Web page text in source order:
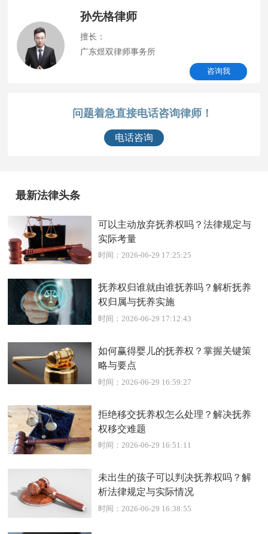
孙先格律师
擅长：
广东煜双律师事务所
咨询我
问题着急直接电话咨询律师！
电话咨询
最新法律头条
可以主动放弃抚养权吗？法律规定与
实际考量
时间：2026-06-29 17:25:25
抚养权归谁就由谁抚养吗？解析抚养
权归属与抚养实施
时间：2026-06-29 17:12:43
如何赢得婴儿的抚养权？掌握关键策
略与要点
时间：2026-06-29 16:59:27
拒绝移交抚养权怎么处理？解决抚养
权移交难题
时间：2026-06-29 16:51:11
未出生的孩子可以判决抚养权吗？解
析法律规定与实际情况
时间：2026-06-29 16:38:55